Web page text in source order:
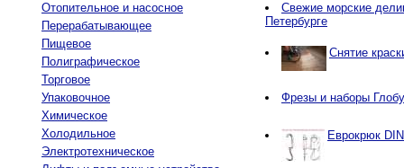
Отопительное и насосное
Перерабатывающее
Пищевое
Полиграфическое
Торговое
Упаковочное
Химическое
Холодильное
Электротехническое
Свежие морские
Петербурге
Снятие
Фрезы и наборы
Еврокрюк